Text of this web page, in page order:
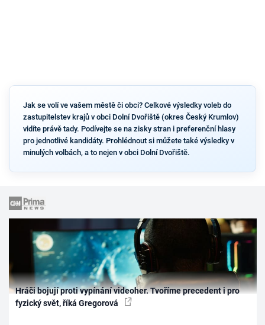
Jak se volí ve vašem městě či obci? Celkové výsledky voleb do
zastupitelstev krajů v obci Dolní Dvořiště (okres Český Krumlov)
vidíte právě tady. Podívejte se na zisky stran i preferenční hlasy
pro jednotlivé kandidáty. Prohlédnout si můžete také výsledky v
minulých volbách, a to nejen v obci Dolní Dvořiště.
Hráči bojují proti vypínání videoher. Tvoříme precedent i pro
fyzický svět, říká Gregorová